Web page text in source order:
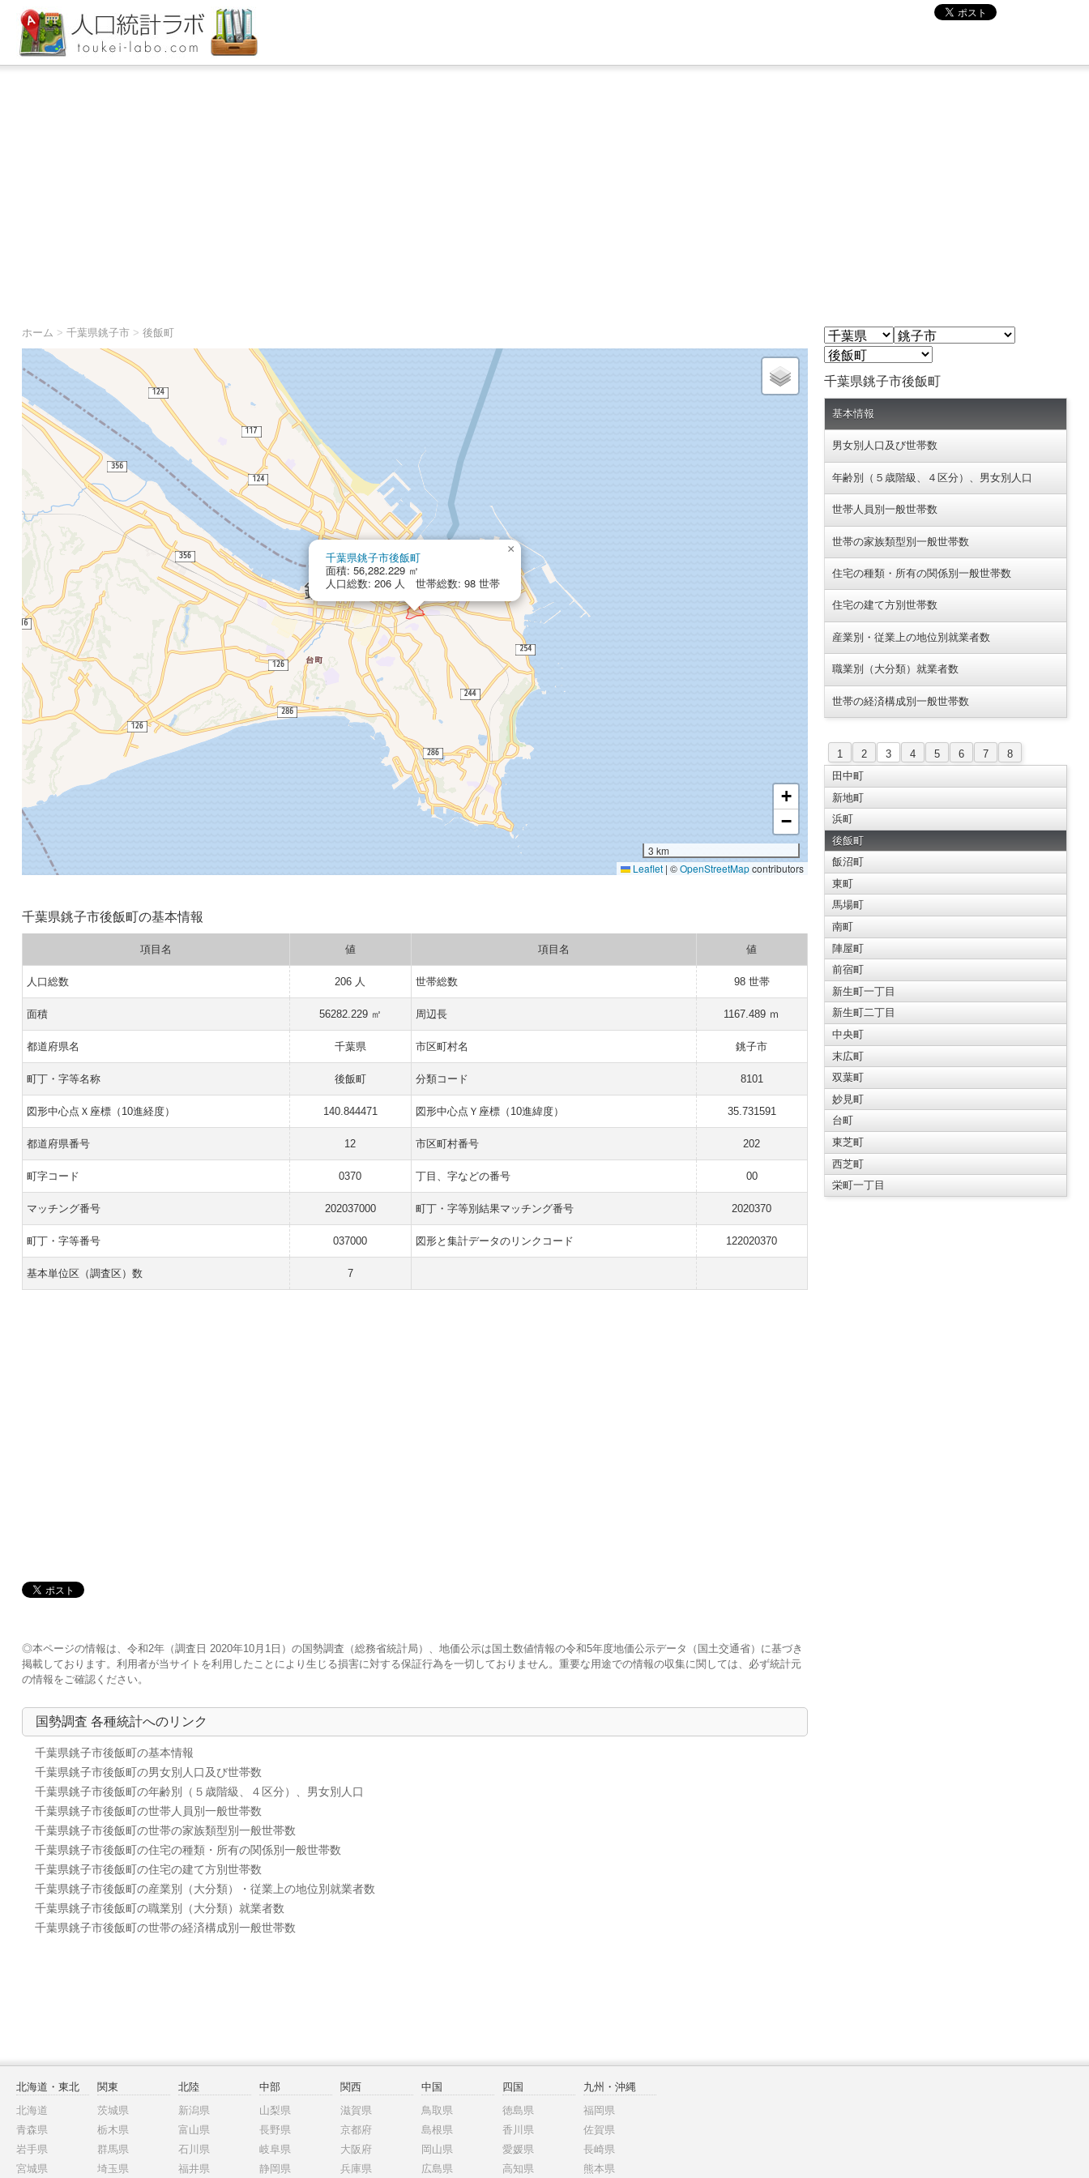
ホーム > 千葉県銚子市> 後飯町
千葉県銚子市後飯町
面積: 56,282.229 ㎡
人口総数: 206 人 世帯総数: 98 世帯
×
+
−
3 km
Leaflet | ©OpenStreetMapcontributors
千葉県銚子市後飯町の基本情報
項目名 値 項目名 値
人口総数 206 人 世帯総数 98 世帯
面積 56282.229 ㎡ 周辺長 1167.489 ｍ
都道府県名 千葉県 市区町村名 銚子市
町丁・字等名称 後飯町 分類コード 8101
図形中心点Ｘ座標（10進経度） 140.844471 図形中心点Ｙ座標（10進緯度） 35.731591
都道府県番号 12 市区町村番号 202
町字コード 0370 丁目、字などの番号 00
マッチング番号 202037000 町丁・字等別結果マッチング番号 2020370
町丁・字等番号 037000 図形と集計データのリンクコード 122020370
基本単位区（調査区）数 7
◎本ページの情報は、令和2年（調査日 2020年10月1日）の国勢調査（総務省統計局）、地価公示は国土数値情報の令和5年度地価公示データ（国土交通省）に基づき
掲載しております。利用者が当サイトを利用したことにより生じる損害に対する保証行為を一切しておりません。重要な用途での情報の収集に関しては、必ず統計元
の情報をご確認ください。
国勢調査 各種統計へのリンク
千葉県銚子市後飯町の基本情報
千葉県銚子市後飯町の男女別人口及び世帯数
千葉県銚子市後飯町の年齢別（５歳階級、４区分）、男女別人口
千葉県銚子市後飯町の世帯人員別一般世帯数
千葉県銚子市後飯町の世帯の家族類型別一般世帯数
千葉県銚子市後飯町の住宅の種類・所有の関係別一般世帯数
千葉県銚子市後飯町の住宅の建て方別世帯数
千葉県銚子市後飯町の産業別（大分類）・従業上の地位別就業者数
千葉県銚子市後飯町の職業別（大分類）就業者数
千葉県銚子市後飯町の世帯の経済構成別一般世帯数
千葉県銚子市後飯町
基本情報
男女別人口及び世帯数
年齢別（５歳階級、４区分）、男女別人口
世帯人員別一般世帯数
世帯の家族類型別一般世帯数
住宅の種類・所有の関係別一般世帯数
住宅の建て方別世帯数
産業別・従業上の地位別就業者数
職業別（大分類）就業者数
世帯の経済構成別一般世帯数
1 2 3 4 5 6 7
8
田中町
新地町
浜町
後飯町
飯沼町
東町
馬場町
南町
陣屋町
前宿町
新生町一丁目
新生町二丁目
中央町
末広町
双葉町
妙見町
台町
東芝町
西芝町
栄町一丁目
北海道・東北
北海道
青森県
岩手県
宮城県
関東
茨城県
栃木県
群馬県
埼玉県
北陸
新潟県
富山県
石川県
福井県
中部
山梨県
長野県
岐阜県
静岡県
関西
滋賀県
京都府
大阪府
兵庫県
中国
鳥取県
島根県
岡山県
広島県
四国
徳島県
香川県
愛媛県
高知県
九州・沖縄
福岡県
佐賀県
長崎県
熊本県